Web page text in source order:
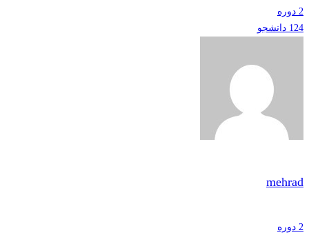
2 دوره
124 دانشجو
mehrad
2 دوره